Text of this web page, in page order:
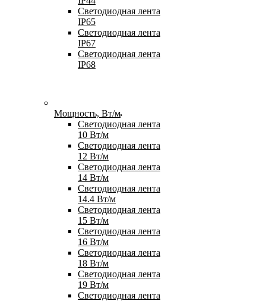
Светодиодная лента
IP65
Светодиодная лента
IP67
Светодиодная лента
IP68
Мощность, Вт/м
Светодиодная лента
10 Вт/м
Светодиодная лента
12 Вт/м
Светодиодная лента
14 Вт/м
Светодиодная лента
14.4 Вт/м
Светодиодная лента
15 Вт/м
Светодиодная лента
16 Вт/м
Светодиодная лента
18 Вт/м
Светодиодная лента
19 Вт/м
Светодиодная лента